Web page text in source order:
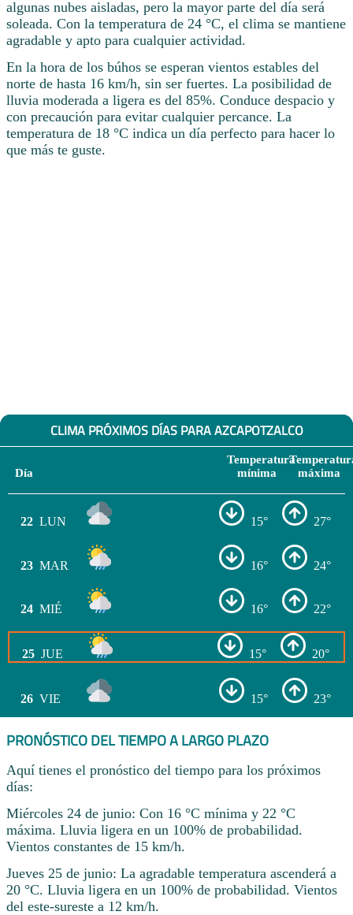
algunas nubes aisladas, pero la mayor parte del día será
soleada. Con la temperatura de 24 °C, el clima se mantiene
agradable y apto para cualquier actividad.
En la hora de los búhos se esperan vientos estables del
norte de hasta 16 km/h, sin ser fuertes. La posibilidad de
lluvia moderada a ligera es del 85%. Conduce despacio y
con precaución para evitar cualquier percance. La
temperatura de 18 °C indica un día perfecto para hacer lo
que más te guste.
CLIMA PRÓXIMOS DÍAS PARA AZCAPOTZALCO
Día
Temperatura
mínima
máxima
22 LUN 15° 27°
23 MAR 16° 24°
24 MIÉ 16° 22°
25 JUE 15° 20°
26 VIE 15° 23°
PRONÓSTICO DEL TIEMPO A LARGO PLAZO
Aquí tienes el pronóstico del tiempo para los próximos
días:
Miércoles 24 de junio: Con 16 °C mínima y 22 °C
máxima. Lluvia ligera en un 100% de probabilidad.
Vientos constantes de 15 km/h.
Jueves 25 de junio: La agradable temperatura ascenderá a
20 °C. Lluvia ligera en un 100% de probabilidad. Vientos
del este-sureste a 12 km/h.